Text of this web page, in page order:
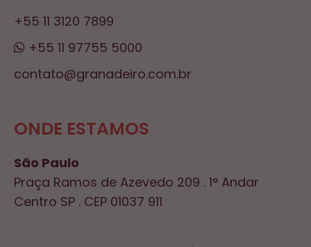
+55 11 3120 7899
+55 11 97755 5000
contato@granadeiro.com.br
ONDE ESTAMOS
São Paulo
Praça Ramos de Azevedo 209 . 1° Andar
Centro SP . CEP 01037 911